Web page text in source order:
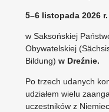
5–6 listopada 2026 r.
w Saksońskiej
Obywatelskiej
Bildung) w Dreźnie.
Po trzech udanych
udziałem wielu
uczestników z